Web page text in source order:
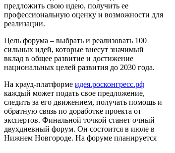
предложить свою идею, получить ее
профессиональную оценку и возможности для
реализации.
Цель форума – выбрать и реализовать 100
сильных идей, которые внесут значимый
вклад в общее развитие и достижение
национальных целей развития до 2030 года.
На крауд-платформе идея.росконгресс.рф
каждый может подать свое предложение,
следить за его движением, получать помощь и
обратную связь по доработке проекта от
экспертов. Финальной точкой станет очный
двухдневный форум. Он состоится в июле в
Нижнем Новгороде. На форуме планируется